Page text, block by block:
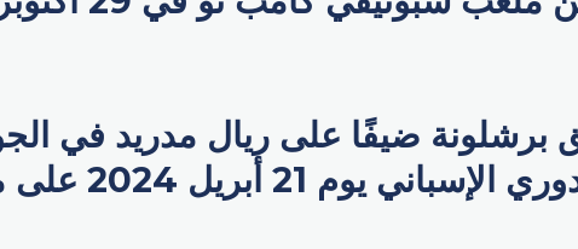
من منافسات الدوري